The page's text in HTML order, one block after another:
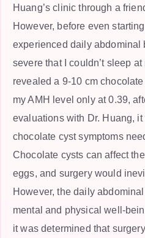
Huang’s clinic through a
However, before even starting
experienced daily abdominal
severe that I couldn’t sleep
revealed a 9-10 cm
my AMH level only at 0.39,
evaluations with Dr. Huang,
chocolate cyst symptoms
Chocolate cysts can affect
eggs, and surgery would
However, the daily
mental and physical well-
it was determined that